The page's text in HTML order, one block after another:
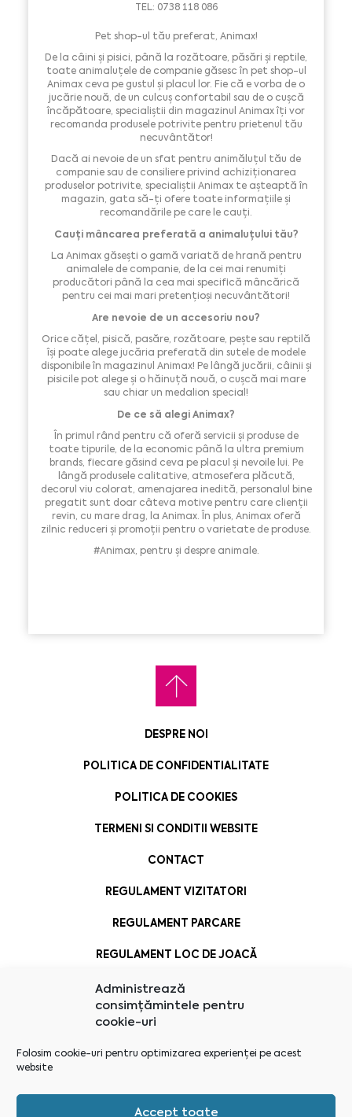
Administrează
consimțămintele pentru
cookie-uri
Folosim cookie-uri pentru optimizarea experienței pe acest
website
Accept toate
TEL: 0738 118 086
Pet shop-ul tău preferat, Animax!
De la câini și pisici, până la rozătoare, păsări și reptile,
toate animaluțele de companie găsesc în pet shop-ul
Animax ceva pe gustul și placul lor. Fie că e vorba de o
jucărie nouă, de un culcuș confortabil sau de o cușcă
încăpătoare, specialiștii din magazinul Animax îți vor
recomanda produsele potrivite pentru prietenul tău
necuvântător!
Dacă ai nevoie de un sfat pentru animăluțul tău de
companie sau de consiliere privind achiziționarea
produselor potrivite, specialiștii Animax te așteaptă în
magazin, gata să-ți ofere toate informațiile și
recomandările pe care le cauți.
Cauți mâncarea preferată a animaluțului tău?
La Animax găsești o gamă variată de hrană pentru
animalele de companie, de la cei mai renumiți
producători până la cea mai specifică mâncărică
pentru cei mai mari pretențioși necuvântători!
Are nevoie de un accesoriu nou?
Orice cățel, pisică, pasăre, rozătoare, pește sau reptilă
își poate alege jucăria preferată din sutele de modele
disponibile în magazinul Animax! Pe lângă jucării, câinii și
pisicile pot alege și o hăinuță nouă, o cușcă mai mare
sau chiar un medalion special!
De ce să alegi Animax?
În primul rând pentru că oferă servicii și produse de
toate tipurile, de la economic până la ultra premium
brands, fiecare găsind ceva pe placul și nevoile lui. Pe
lângă produsele calitative, atmosefera plăcută,
decorul viu colorat, amenajarea inedită, personalul bine
pregatit sunt doar câteva motive pentru care clienții
revin, cu mare drag, la Animax. În plus, Animax oferă
zilnic reduceri și promoții pentru o varietate de produse.
#Animax, pentru și despre animale.
DESPRE NOI
POLITICA DE CONFIDENTIALITATE
POLITICA DE COOKIES
TERMENI SI CONDITII WEBSITE
CONTACT
REGULAMENT VIZITATORI
REGULAMENT PARCARE
REGULAMENT LOC DE JOACĂ